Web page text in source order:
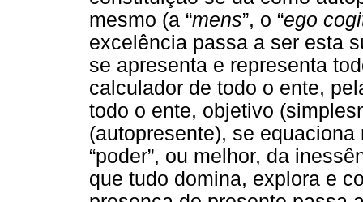
mesmo (a “mens”, o “ego
excelência passa a ser esta
se apresenta e representa
calculador de todo o ente,
todo o ente, objetivo
(autopresente), se
“poder”, ou melhor, da
que tudo domina, explora e